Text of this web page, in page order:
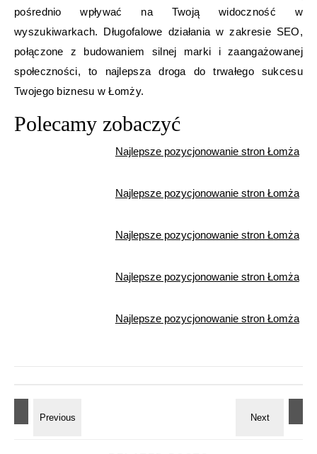
pośrednio wpływać na Twoją widoczność w
wyszukiwarkach. Długofalowe działania w zakresie SEO,
połączone z budowaniem silnej marki i zaangażowanej
społeczności, to najlepsza droga do trwałego sukcesu
Twojego biznesu w Łomży.
Polecamy zobaczyć
Najlepsze pozycjonowanie stron Łomża
Najlepsze pozycjonowanie stron Łomża
Najlepsze pozycjonowanie stron Łomża
Najlepsze pozycjonowanie stron Łomża
Najlepsze pozycjonowanie stron Łomża